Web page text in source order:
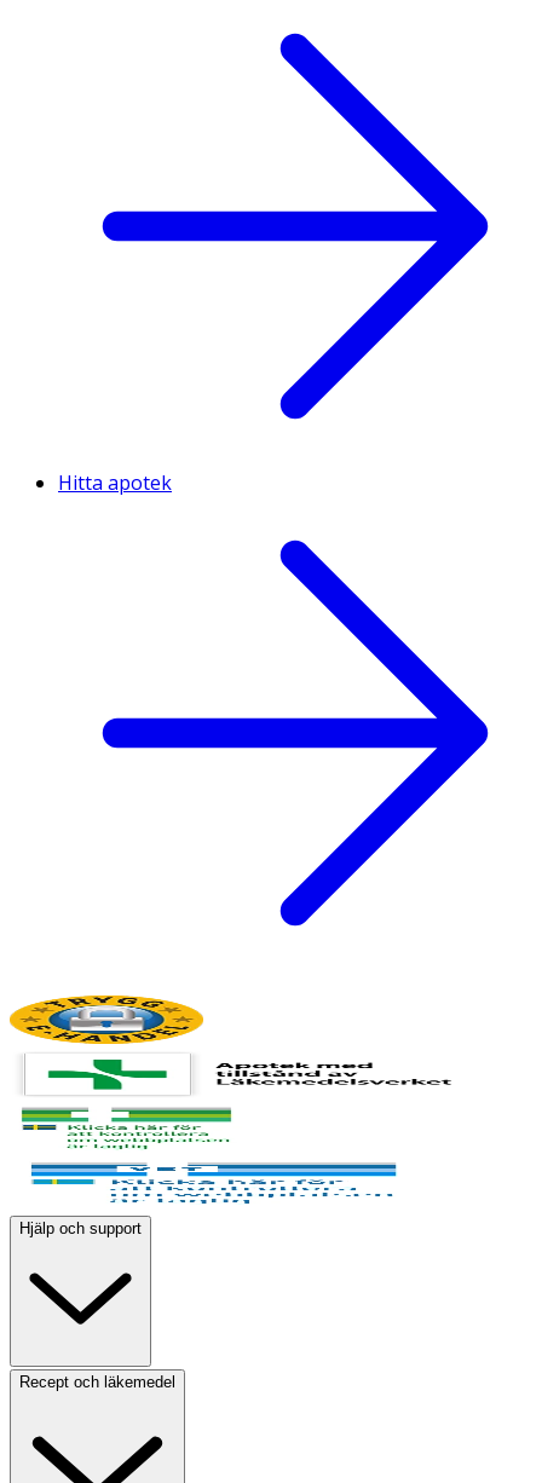
Hitta apotek
Hjälp och support
Recept och läkemedel